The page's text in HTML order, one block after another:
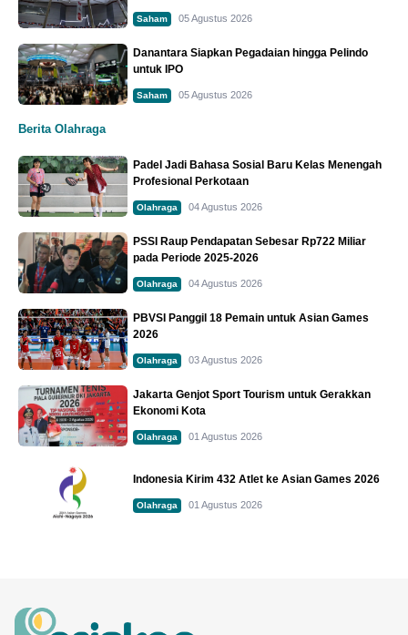
Saham 05 Agustus 2026
Danantara Siapkan Pegadaian hingga Pelindo
untuk IPO
Saham 05 Agustus 2026
Berita Olahraga
Padel Jadi Bahasa Sosial Baru Kelas Menengah
Profesional Perkotaan
Olahraga 04 Agustus 2026
PSSI Raup Pendapatan Sebesar Rp722 Miliar
pada Periode 2025-2026
Olahraga 04 Agustus 2026
PBVSI Panggil 18 Pemain untuk Asian Games
2026
Olahraga 03 Agustus 2026
Jakarta Genjot Sport Tourism untuk Gerakkan
Ekonomi Kota
Olahraga 01 Agustus 2026
Indonesia Kirim 432 Atlet ke Asian Games 2026
Olahraga 01 Agustus 2026